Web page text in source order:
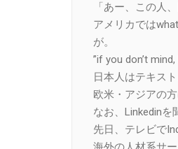
「あー、この人
アメリカでは
が。
”if you don’t
日本人はテキス
欧米・アジアの
なお、Linkedinを
先日、テレビで